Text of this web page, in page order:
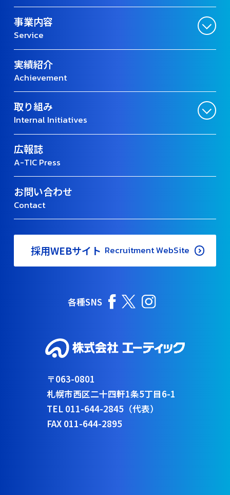
事業内容
Service
実績紹介
Achievement
取り組み
Internal Initiatives
広報誌
A-TIC Press
お問い合わせ
Contact
採用WEBサイト Recruitment WebSite
各種SNS
〒063-0801
札幌市西区二十四軒1条5丁目6-1
TEL 011-644-2845（代表）
FAX 011-644-2895